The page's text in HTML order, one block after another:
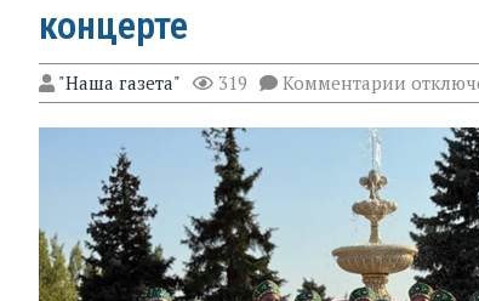
концерте
"Наша газета" 319 Комментарии к
записи
города
Зверево
принял
участие
в
гала-